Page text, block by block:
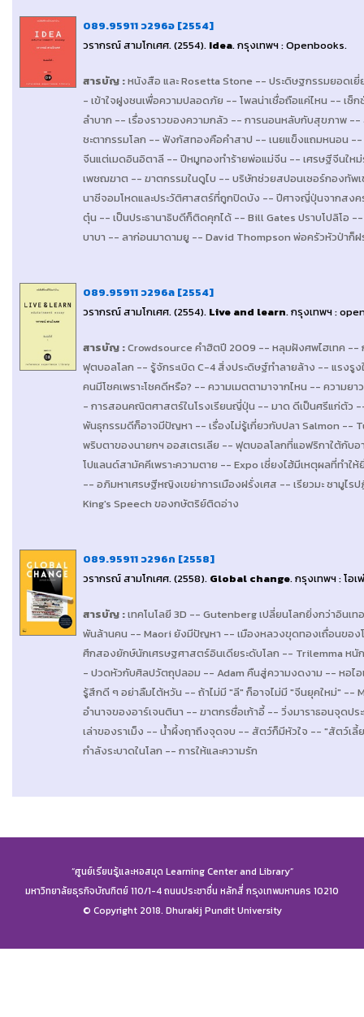
089.95911 ว296อ [2554]
วรากรณ์ สามโกเศศ. (2554). Idea.กรุงเทพฯ : Openbooks.
สารบัญ :หนังสือ และ Rosetta Stone -- ประดิษฐกรรมยอดเ
- เข้าใจฝูงชนเพื่อความปลอดภัย -- โพลน่าเชื่อถือแค่ไหน -- เ
ลำบาก -- เรื่องราวของความกลัว -- การนอนหลับกับสุขภาพ --
ชะตากรรมโลก -- ฟังกัสทองคือคำสาป -- เนยแข็งแถมหนอน
จีนแต่เมดอินอิตาลี -- ปีหมูทองทำร้ายพ่อแม่จีน -- เศรษฐีจีนให
เพชฌฆาต -- ฆาตกรรมในดูไบ -- บริษัทช่วยสปอนเซอร์กองทัพ
นาซีจอมโหดและประวัติศาสตร์ที่ถูกปิดบัง -- ปีศาจญี่ปุ่นจากสง
ตุ๋น -- เป็นประธานาธิบดีก็ติดคุกได้ -- Bill Gates ปราบโปลิโอ
บาบา -- ลาก่อนมาดามยู -- David Thompson พ่อครัวหัวป่าก็ฝ
089.95911 ว296ล [2554]
วรากรณ์ สามโกเศศ. (2554). Live and learn.กรุงเทพฯ :
สารบัญ :Crowdsource คำฮิตปี 2009 -- หลุมฝังศพไฮเทค --
ฟุตบอลโลก -- รู้จักระเบิด C-4 สิ่งประดิษฐ์ทำลายล้าง -- แรง
คนมีโชคเพราะโชคดีหรือ? -- ความเมตตามาจากไหน -- ความ
- การสอนคณิตศาสตร์ในโรงเรียนญี่ปุ่น -- มาด ดีเป็นศรีแก่ตั
พันธุกรรมดีก็อาจมีปัญหา -- เรื่องไม่รู้เกี่ยวกับปลา Salmon --
พริบตาของนายกฯ ออสเตรเลีย -- ฟุตบอลโลกที่แอฟริกาใต้กั
โปแลนด์สามัคคีเพราะความตาย -- Expo เซี่ยงไฮ้มีเหตุผลที่ท
-- อภิมหาเศรษฐีหญิงเขย่าการเมืองฝรั่งเศส -- เรียวมะ ซามูไ
King's Speech ของกษัตริย์ติดอ่าง
089.95911 ว296ก [2558]
วรากรณ์ สามโกเศศ. (2558). Global change.กรุงเทพฯ : โอ
สารบัญ :เทคโนโลยี 3D -- Gutenberg เปลี่ยนโลกยิ่งกว่าอิน
พันล้านคน -- Maori ยังมีปัญหา -- เมืองหลวงขุดทองเถื่อนของ
ศึกสองยักษ์นักเศรษฐศาสตร์อินเดียระดับโลก -- Trilemma ห
- ปวดหัวกับศิลปวัตถุปลอม -- Adam คืนสู่ความงดงาม -- หอไ
รู้สึกดี ๆ อย่าลืมไต้หวัน -- ถ้าไม่มี "ลี" ก็อาจไม่มี "จีนยุคใหม่"
อำนาจของอาร์เจนตินา -- ฆาตกรชื่อเก้าอี้ -- วิ่งมาราธอนจุด
เล่าของราเม็ง -- น้ำผึ้งฤาถึงจุดจบ -- สัตว์ก็มีหัวใจ -- "สัตว์เ
กำลังระบาดในโลก -- การให้และความรัก
“ศูนย์เรียนรู้และหอสมุด Learning Center and Library”
มหาวิทยาลัยธุรกิจบัณฑิตย์ 110/1-4 ถนนประชาชื่น หลักสี่ กรุงเทพมหานคร 10210
© Copyright 2018. Dhurakij Pundit University